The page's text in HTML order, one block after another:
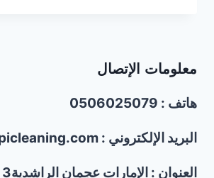
معلومات الإتصال
هاتف : 0506025079
البريد الإلكتروني : admin@kpicleaning.com
العنوان : الإمارات عجمان الراشدية3